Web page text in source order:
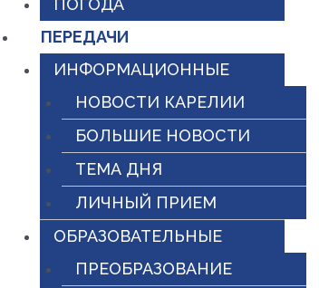
ПОГОДА
ПЕРЕДАЧИ
ИНФОРМАЦИОННЫЕ
НОВОСТИ КАРЕЛИИ
БОЛЬШИЕ НОВОСТИ
ТЕМА ДНЯ
ЛИЧНЫЙ ПРИЕМ
ОБРАЗОВАТЕЛЬНЫЕ
ПРЕОБРАЗОВАНИЕ